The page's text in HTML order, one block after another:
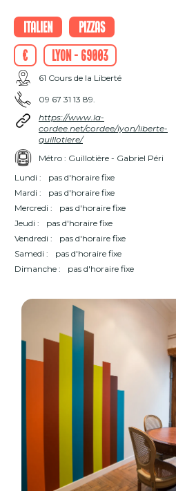
Italien
Pizzas
€
Lyon - 69003
61 Cours de la Liberté
09 67 31 13 89.
https://www.la-
cordee.net/cordee/lyon/liberte-
guillotiere/
Métro : Guillotière - Gabriel Péri
Lundi :
pas d'horaire fixe
Mardi :
pas d'horaire fixe
Mercredi :
pas d'horaire fixe
Jeudi :
pas d'horaire fixe
Vendredi :
pas d'horaire fixe
Samedi :
pas d'horaire fixe
Dimanche :
pas d'horaire fixe